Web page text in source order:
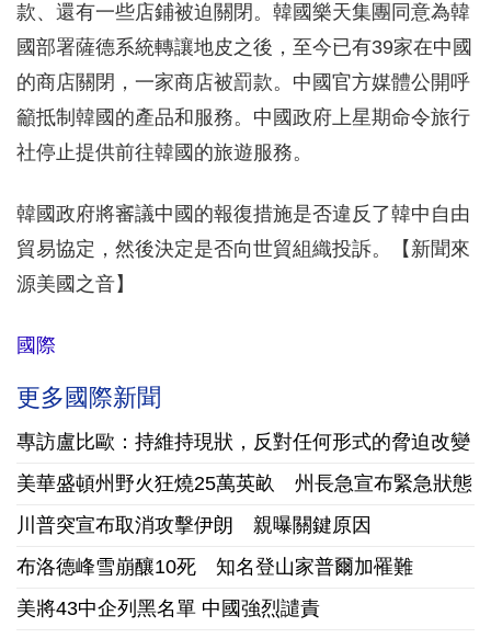
款、還有一些店鋪被迫關閉。韓國樂天集團同意為韓
國部署薩德系統轉讓地皮之後，至今已有39家在中國
的商店關閉，一家商店被罰款。中國官方媒體公開呼
籲抵制韓國的產品和服務。中國政府上星期命令旅行
社停止提供前往韓國的旅遊服務。
韓國政府將審議中國的報復措施是否違反了韓中自由
貿易協定，然後決定是否向世貿組織投訴。【新聞來
源美國之音】
國際
更多國際新聞
專訪盧比歐：持維持現狀，反對任何形式的脅迫改變
美華盛頓州野火狂燒25萬英畝 州長急宣布緊急狀態
川普突宣布取消攻擊伊朗 親曝關鍵原因
布洛德峰雪崩釀10死 知名登山家普爾加罹難
美將43中企列黑名單 中國強烈譴責